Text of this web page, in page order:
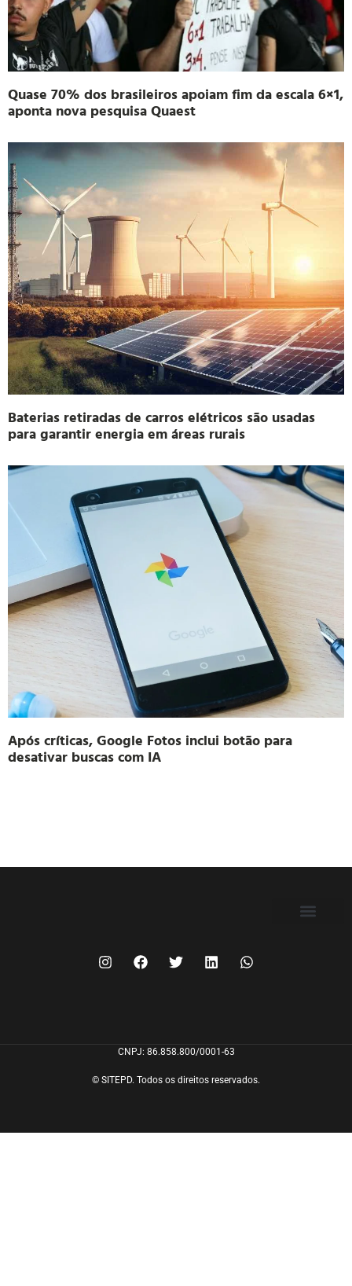
Quase 70% dos brasileiros apoiam fim da escala 6×1,
aponta nova pesquisa Quaest
Baterias retiradas de carros elétricos são usadas
para garantir energia em áreas rurais
Após críticas, Google Fotos inclui botão para
desativar buscas com IA
CNPJ: 86.858.800/0001-63
© SITEPD. Todos os direitos reservados.